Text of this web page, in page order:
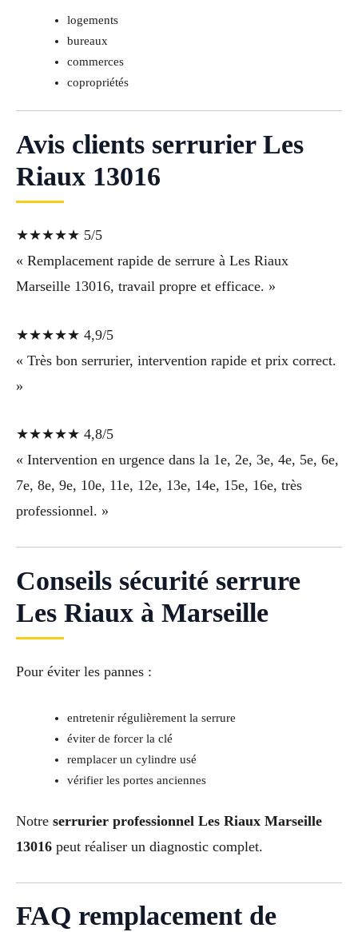
logements
bureaux
commerces
copropriétés
Avis clients serrurier Les
Riaux 13016
★★★★★ 5/5
« Remplacement rapide de serrure à Les Riaux
Marseille 13016, travail propre et efficace. »
★★★★★ 4,9/5
« Très bon serrurier, intervention rapide et prix correct.
»
★★★★★ 4,8/5
« Intervention en urgence dans la 1e, 2e, 3e, 4e, 5e, 6e,
7e, 8e, 9e, 10e, 11e, 12e, 13e, 14e, 15e, 16e, très
professionnel. »
Conseils sécurité serrure
Les Riaux à Marseille
Pour éviter les pannes :
entretenir régulièrement la serrure
éviter de forcer la clé
remplacer un cylindre usé
vérifier les portes anciennes
Notre serrurier professionnel Les Riaux Marseille
13016 peut réaliser un diagnostic complet.
FAQ remplacement de